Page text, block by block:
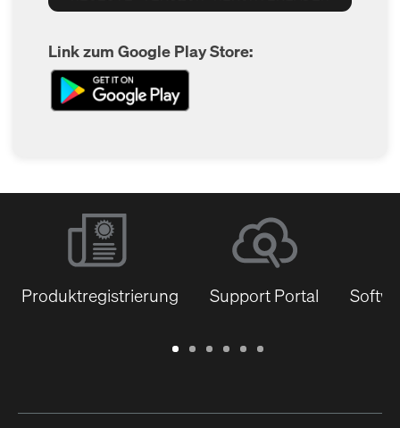
Link zum Google Play Store:
Produktregistrierung Support Portal
Garantie
Support
Software
Schulungen
Dokumentenbibliothek
Q-
für